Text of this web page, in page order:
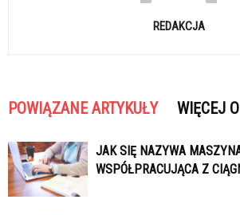
REDAKCJA
POWIĄZANE ARTYKUŁY WIĘCEJ
JAK SIĘ NAZYWA
WSPÓŁPRACUJĄCA Z